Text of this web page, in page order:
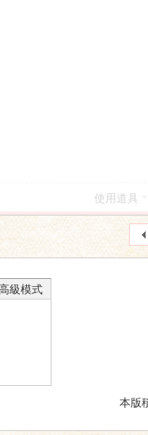
使用道具
級模式
本版